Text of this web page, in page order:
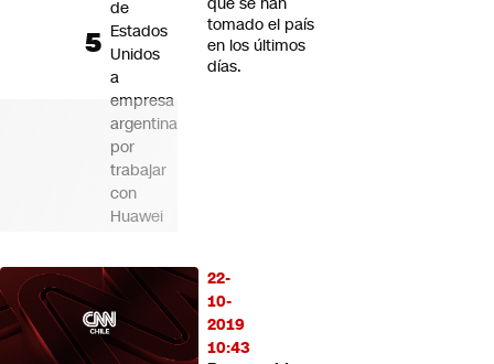
tomado el país
en los últimos
días.
22-
10-
2019
10:43
de
Estados
Unidos
a
empresa
argentina
por
trabajar
con
Huawei